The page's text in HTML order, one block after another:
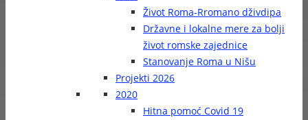
Život Roma-Rromano dživdipa
Državne i lokalne mere za bolji
život romske zajednice
Stanovanje Roma u Nišu
Projekti 2026
2020
Hitna pomoć Covid 19